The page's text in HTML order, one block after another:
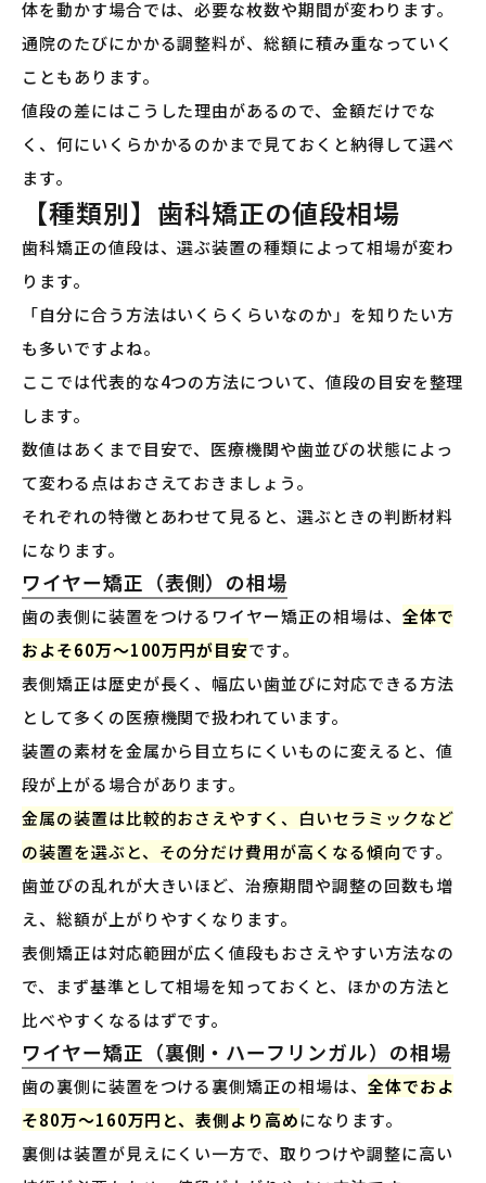
体を動かす場合では、必要な枚数や期間が変わります。
通院のたびにかかる調整料が、総額に積み重なっていく
こともあります。
値段の差にはこうした理由があるので、金額だけでな
く、何にいくらかかるのかまで見ておくと納得して選べ
ます。
【種類別】歯科矯正の値段相場
歯科矯正の値段は、選ぶ装置の種類によって相場が変わ
ります。
「自分に合う方法はいくらくらいなのか」を知りたい方
も多いですよね。
ここでは代表的な4つの方法について、値段の目安を整理
します。
数値はあくまで目安で、医療機関や歯並びの状態によっ
て変わる点はおさえておきましょう。
それぞれの特徴とあわせて見ると、選ぶときの判断材料
になります。
ワイヤー矯正（表側）の相場
歯の表側に装置をつけるワイヤー矯正の相場は、 全体で
およそ60万〜100万円が目安です。
表側矯正は歴史が長く、幅広い歯並びに対応できる方法
として多くの医療機関で扱われています。
装置の素材を金属から目立ちにくいものに変えると、値
段が上がる場合があります。
金属の装置は比較的おさえやすく、白いセラミックなど
の装置を選ぶと、その分だけ費用が高くなる傾向です。
歯並びの乱れが大きいほど、治療期間や調整の回数も増
え、総額が上がりやすくなります。
表側矯正は対応範囲が広く値段もおさえやすい方法なの
で、まず基準として相場を知っておくと、ほかの方法と
比べやすくなるはずです。
ワイヤー矯正（裏側・ハーフリンガル）の相場
歯の裏側に装置をつける裏側矯正の相場は、 全体でおよ
そ80万〜160万円と、表側より高めになります。
裏側は装置が見えにくい一方で、取りつけや調整に高い